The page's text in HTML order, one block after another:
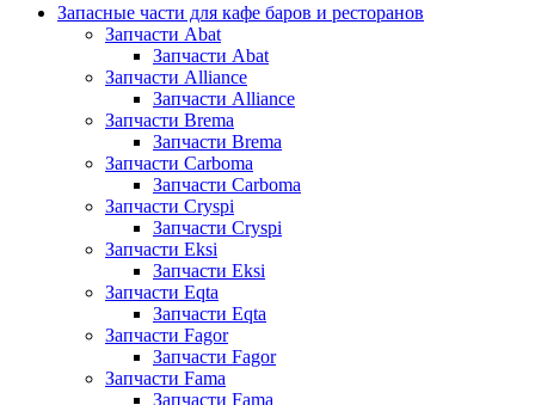
Запасные части для кафе баров и ресторанов
Запчасти Abat
Запчасти Abat
Запчасти Alliance
Запчасти Alliance
Запчасти Brema
Запчасти Brema
Запчасти Carboma
Запчасти Carboma
Запчасти Cryspi
Запчасти Cryspi
Запчасти Eksi
Запчасти Eksi
Запчасти Eqta
Запчасти Eqta
Запчасти Fagor
Запчасти Fagor
Запчасти Fama
Запчасти Fama